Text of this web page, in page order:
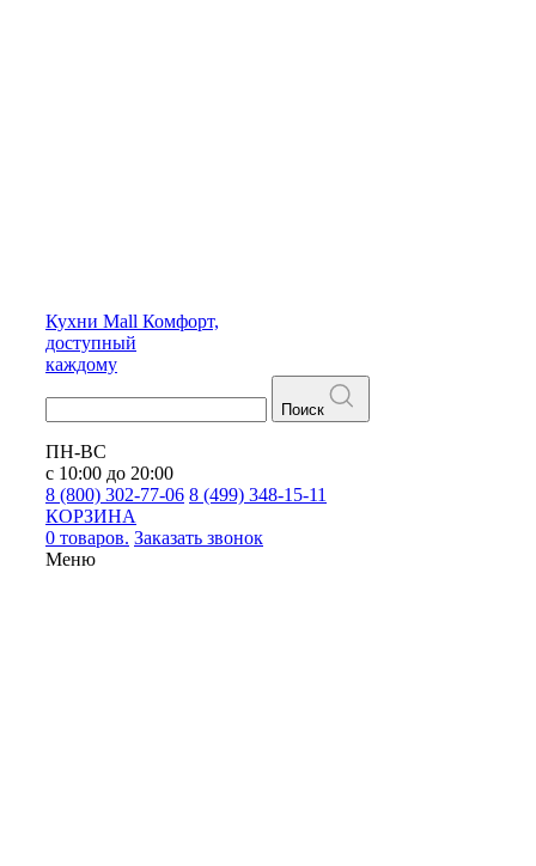
Кухни Mall Комфорт,
доступный
каждому
Поиск
ПН-ВС
с 10:00 до 20:00
8 (800) 302-77-06 8 (499) 348-15-11
КОРЗИНА
0 товаров. Заказать звонок
Меню